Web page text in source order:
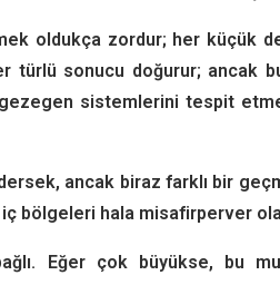
oldukça zordur; her küçük
türlü sonucu doğurur; ancak
sistemlerini tespit
ancak biraz farklı bir
bölgeleri hala misafirperver
Eğer çok büyükse, bu